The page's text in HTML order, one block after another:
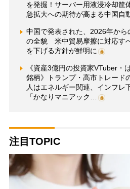
を発掘！サーバー用液浸冷却筐
急拡大への期待が高まる中国自
中国で発表された、2026年から
の全貌 米中貿易摩擦に対応す
を下げる方針が鮮明に
《資産3億円の投資家VTuber・
銘柄》トランプ・高市トレード
人はエネルギー関連、インフレ
「かなりマニアック…
注目TOPIC